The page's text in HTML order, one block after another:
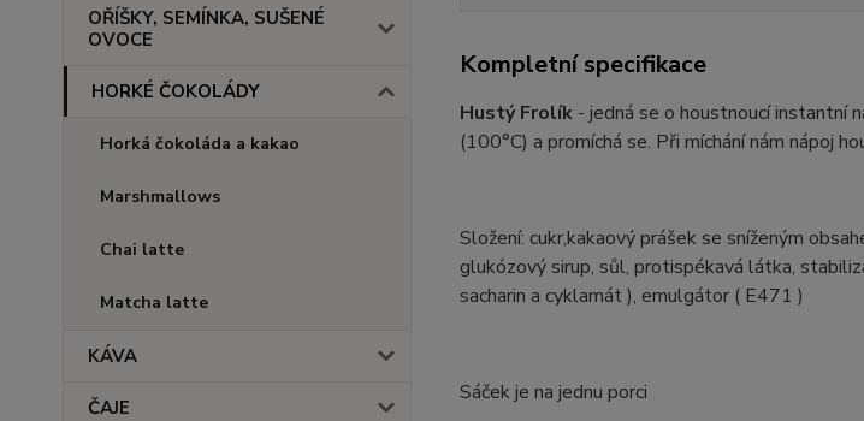
OŘÍŠKY, SEMÍNKA, SUŠENÉ
OVOCE
HORKÉ ČOKOLÁDY
Horká čokoláda a kakao
Marshmallows
Chai latte
Matcha latte
KÁVA
ČAJE
Kompletní specifikace
Hustý Frolík- jedná se o houstnoucí instantní
(100°C) a promíchá se. Při míchání nám nápoj
Složení: cukr,kakaový prášek se sníženým
glukózový sirup, sůl, protispékavá látka,
sacharin a cyklamát ), emulgátor ( E471 )
Sáček je na jednu porci